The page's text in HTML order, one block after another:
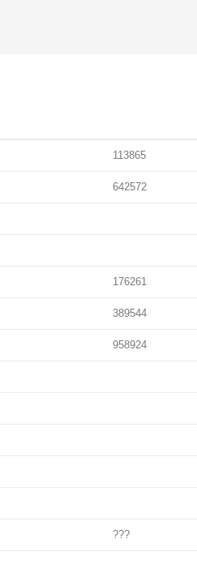
113865
642572
176261
389544
958924
???